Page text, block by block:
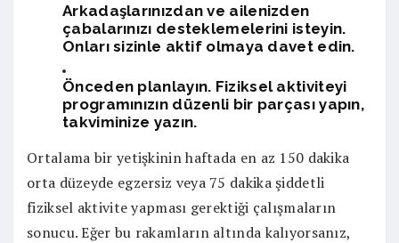
Arkadaşlarınızdan ve ailenizden
çabalarınızı desteklemelerini isteyin.
Onları sizinle aktif olmaya davet edin.
Önceden planlayın. Fiziksel aktiviteyi
programınızın düzenli bir parçası yapın,
takviminize yazın.
Ortalama bir yetişkinin haftada en az 150 dakika
orta düzeyde egzersiz veya 75 dakika şiddetli
fiziksel aktivite yapması gerektiği çalışmaların
sonucu. Eğer bu rakamların altında kalıyorsanız,